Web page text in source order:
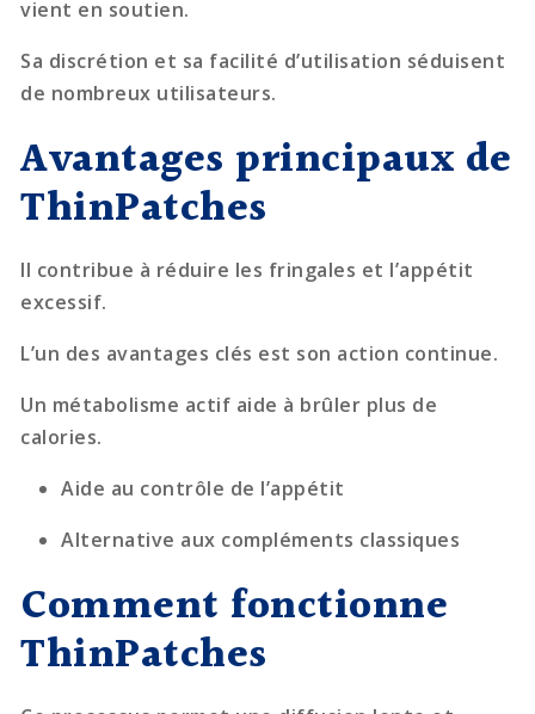
vient en soutien.
Sa discrétion et sa facilité d’utilisation séduisent
de nombreux utilisateurs.
Avantages principaux de
ThinPatches
Il contribue à réduire les fringales et l’appétit
excessif.
L’un des avantages clés est son action continue.
Un métabolisme actif aide à brûler plus de
calories.
Aide au contrôle de l’appétit
Alternative aux compléments classiques
Comment fonctionne
ThinPatches